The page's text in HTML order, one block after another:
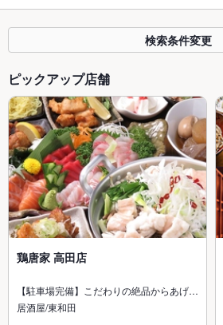
検索条件変更
ピックアップ店舗
鶏唐家 高田店
【駐車場完備】こだわりの絶品からあげ…
居酒屋/東和田